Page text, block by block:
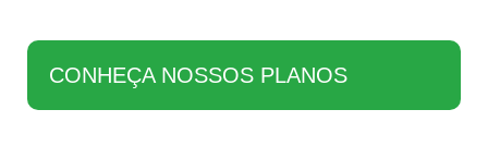
CONHEÇA NOSSOS PLANOS